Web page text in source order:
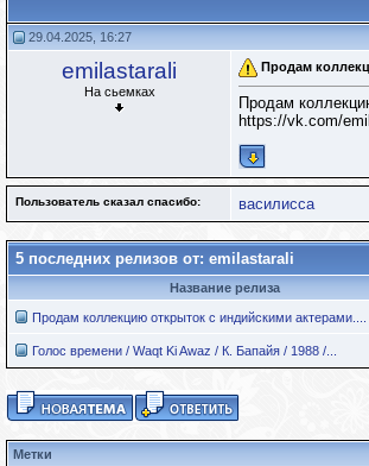
29.04.2025, 16:27
emilastarali
На сьемках
Продам
Продам
https://vk.com/
Пользователь сказал cпасибо: василисса
5 последних релизов от: emilastarali
Название релиза
Продам коллекцию открыток с индийскими актерами....
Голос времени / Waqt Ki Awaz / К. Бапайя / 1988 /...
Метки